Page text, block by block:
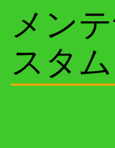
メン
スタム